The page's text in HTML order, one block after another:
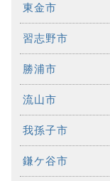
東金市
習志野市
勝浦市
流山市
我孫子市
鎌ケ谷市